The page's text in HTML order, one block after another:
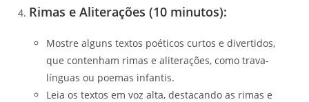
Rimas e Aliterações (10 minutos):
Mostre alguns textos poéticos curtos e divertidos,
que contenham rimas e aliterações, como trava-
línguas ou poemas infantis.
Leia os textos em voz alta, destacando as rimas e